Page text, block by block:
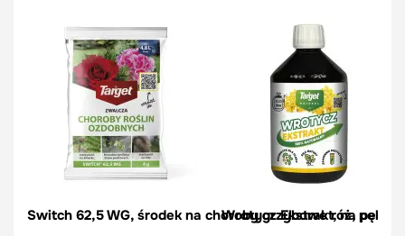
Switch 62,5 WG, środek na choroby grzybowe róż,
Wrotycz Ekstrakt, na